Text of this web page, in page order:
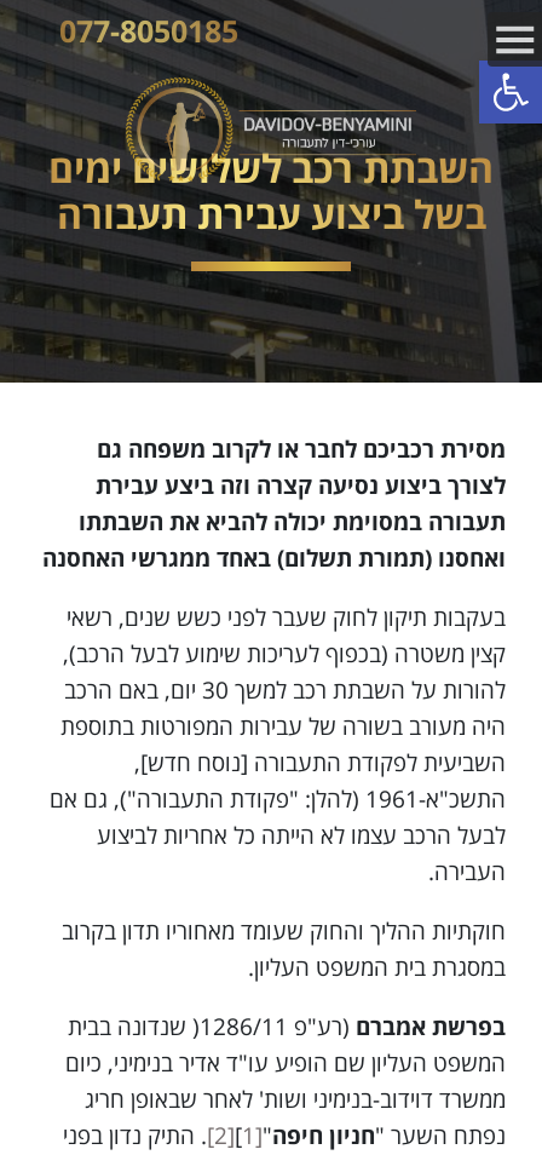
פתח סרגל נגישות
077-8050185
השבתת רכב לשלושים ימים
בשל ביצוע עבירת תעבורה
מסירת רכביכם לחבר או לקרוב משפחה גם
לצורך ביצוע נסיעה קצרה וזה ביצע עבירת
תעבורה במסוימת יכולה להביא את השבתתו
ואחסנו (תמורת תשלום) באחד ממגרשי האחסנה
בעקבות תיקון לחוק שעבר לפני כשש שנים, רשאי
קצין משטרה (בכפוף לעריכות שימוע לבעל הרכב),
להורות על השבתת רכב למשך 30 יום, באם הרכב
היה מעורב בשורה של עבירות המפורטות בתוספת
השביעית לפקודת התעבורה [נוסח חדש],
התשכ"א-1961 (להלן: "פקודת התעבורה"), גם אם
לבעל הרכב עצמו לא הייתה כל אחריות לביצוע
העבירה.
חוקתיות ההליך והחוק שעומד מאחוריו תדון בקרוב
במסגרת בית המשפט העליון.
בפרשת אמברם
(רע"פ 1286/11( שנדונה בבית
המשפט העליון שם הופיע עו"ד אדיר בנימיני, כיום
ממשרד דוידוב-בנימיני ושות' לאחר שבאופן חריג
נפתח השער "חניון חיפה"
[1
]
[2]
. התיק נדון בפני